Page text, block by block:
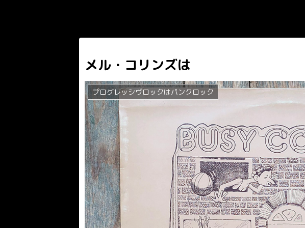
メル・コリンズは
プログレッシヴロックはパンクロック